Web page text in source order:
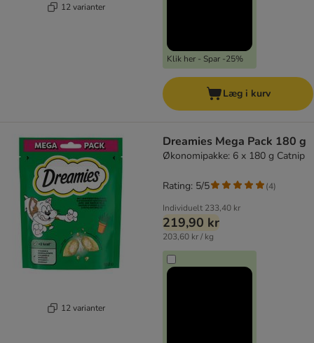
12 varianter
Klik her - Spar -25%
Læg i kurv
12 varianter
Dreamies Mega Pack 180 g
Økonomipakke: 6 x 180 g Catnip
Individuelt 233,40 kr
219,90 kr
203,60 kr / kg
Rating: 5/5 (4)